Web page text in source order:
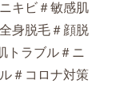
キビ＃敏感肌
身脱毛＃顔脱
トラブル＃ニ
＃コロナ対策